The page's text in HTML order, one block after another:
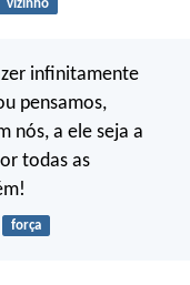
vizinho
infinitamente
pensamos,
nós, a ele seja a
todas as
força